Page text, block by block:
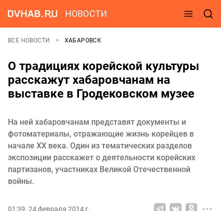
НОВОСТИ
ВСЕ НОВОСТИ ХАБАРОВСК
О традициях корейской культуры
расскажут хабаровчанам на
выставке в Гродековском музее
На ней хабаровчанам представят документы и
фотоматериалы, отражающие жизнь корейцев в
начале ХХ века. Один из тематических разделов
экспозиции расскажет о деятельности корейских
партизанов, участниках Великой Отечественной
войны.
01:39, 24 февраля 2014 г.